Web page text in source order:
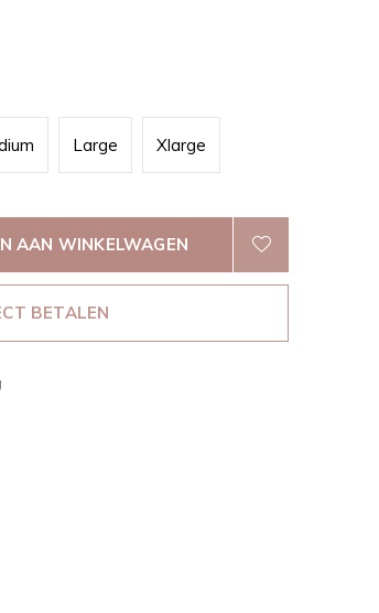
Large Xlarge
AAN WINKELWAGEN
BETALEN